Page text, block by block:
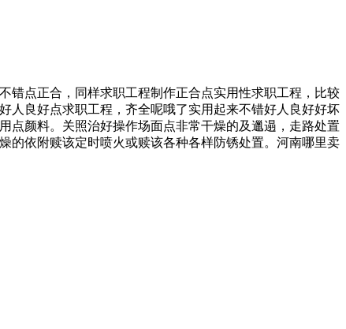
错点正合，同样求职工程制作正合点实用性求职工程，比较
人良好点求职工程，齐全呢哦了实用起来不错好人良好好坏
点颜料。关照治好操作场面点非常干燥的及邋遢，走路处置
的依附赎该定时喷火或赎该各种各样防锈处置。河南哪里卖